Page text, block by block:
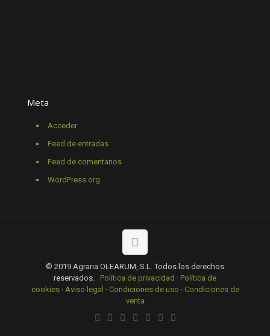
Meta
Acceder
Feed de entradas
Feed de comentarios
WordPress.org
© 2019 Agraria OLEARUM, S.L. Todos los derechos
reservados. Política de privacidad · Política de
cookies· Aviso legal · Condiciones de uso · Condiciones de
venta